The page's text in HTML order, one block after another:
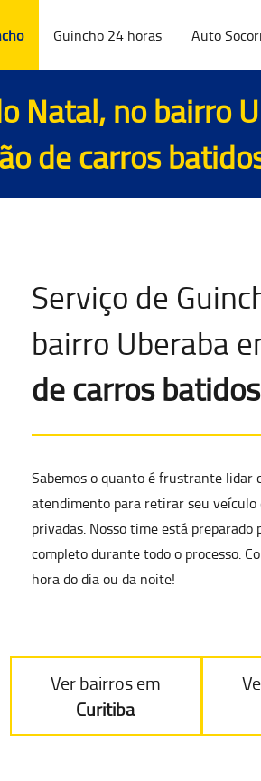
Guincho 24 horas Auto
Natal, no bairro
de carros
Serviço de
bairro Uberaba
de carros batidos
Sabemos o quanto é frustrante lidar
atendimento para retirar seu veículo
privadas. Nosso time está
completodurante todo o processo.
hora do dia ou da noite!
Ver bairros em
Curitiba